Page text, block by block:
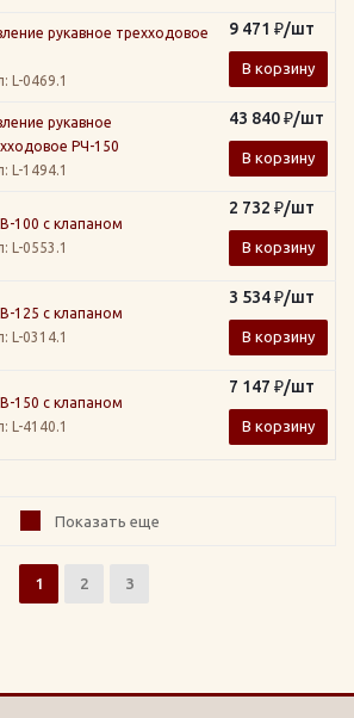
рукавное трехходовое
: L-0469.1
9 471 ₽/шт
В корзину
рукавное
РЧ-150
: L-1494.1
43 840₽/шт
В корзину
100 с клапаном
: L-0553.1
2 732 ₽/шт
В корзину
125 с клапаном
: L-0314.1
3 534₽/шт
В корзину
150 с клапаном
: L-4140.1
7 147 ₽/шт
В корзину
Показать еще
1 2 3